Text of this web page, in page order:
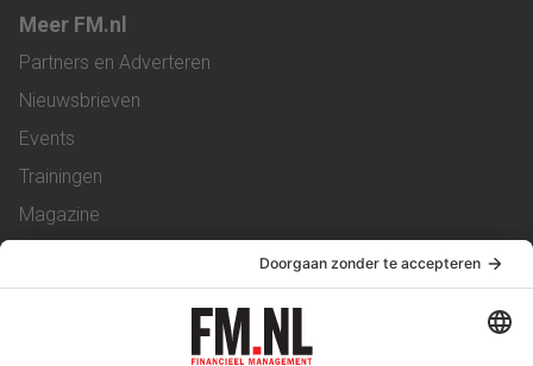
Meer FM.nl
Partners en Adverteren
Nieuwsbrieven
Events
Trainingen
Magazine
Service & Contact